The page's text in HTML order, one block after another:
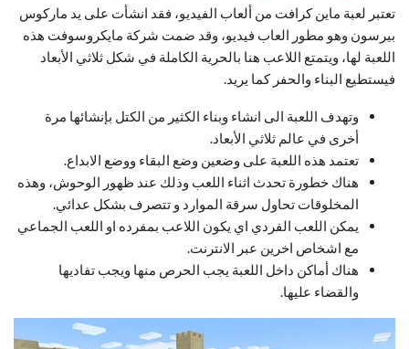
تعتبر لعبة ماين كرافت من ألعاب الفيديو، فقد انشأت على يد ماركوس
بيرسون وهو مطور العاب فيديو، وقد ضمت شركة مايكروسوفت هذه
اللعبة لها، ويتمتع اللاعب هنا بالحرية الكاملة في شكل ثلاثي الأبعاد
فيستطيع البناء والحفر كما يريد.
وتهدف اللعبة الى انشاء وبناء الكثير من الكتل بإنشائها مرة
أخرى في عالم ثلاثي الأبعاد.
تعتمد هذه اللعبة على وضعين وضع البقاء ووضع الابداع.
هناك خطورة تحدث اثناء اللعب وذلك عند ظهور الوحوش، وهذه
المخلوقات تحاول سرقة الموارد و تتصرف بشكل عدائي.
يمكن اللعب الفردي اي يكون اللاعب بمفرده او اللعب الجماعي
مع اشخاص اخرين عبر الانترنت.
هناك أماكن داخل اللعبة يجب الحرص منها ويجب تفاديها
والقضاء عليها.